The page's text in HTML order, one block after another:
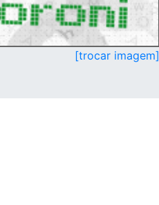
[trocar imagem]